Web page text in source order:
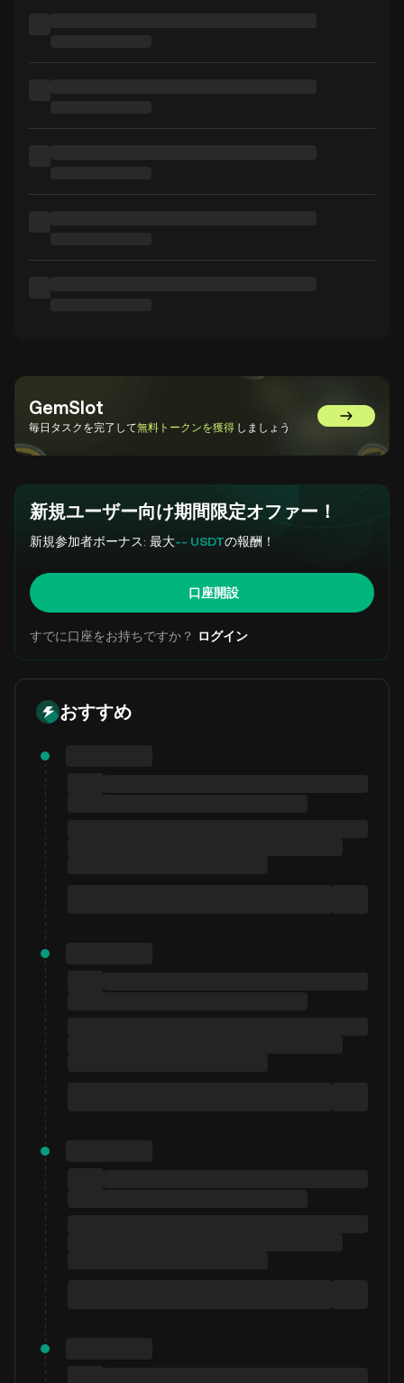
GemSlot
毎日タスクを完了して無料トークンを獲得 しましょう GemSlot
新規ユーザー向け期間限定オファー！
新規参加者ボーナス: 最大-- USDTの報酬！
口座開設
すでに口座をお持ちですか？ ログイン
おすすめ